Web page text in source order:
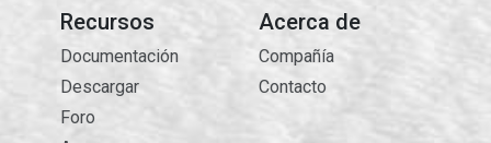
Recursos
Documentación
Descargar
Foro
Acerca de
Compañía
Contacto